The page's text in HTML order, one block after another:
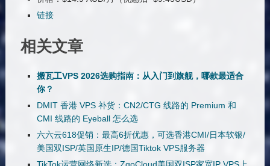
链接
相关文章
搬瓦工VPS 2026选购指南：从入门到旗舰，哪款最适合
你？
DMIT 香港 VPS 补货：CN2/CTG 线路的 Premium 和
CMI 线路的 Eyeball 怎么选
六六云618促销：最高6折优惠，可选香港CMI/日本软银/
美国双ISP/英国原生IP/德国Tiktok VPS服务器